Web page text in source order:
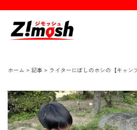
ホーム > 記事 > ライターにぼしのホシの【キャン